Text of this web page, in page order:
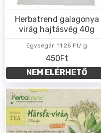
Egységár: 11.25 Ft/ g
Herbatrend galagonya
virág hajtásvég 40g
450Ft
NEM ELÉRHETŐ